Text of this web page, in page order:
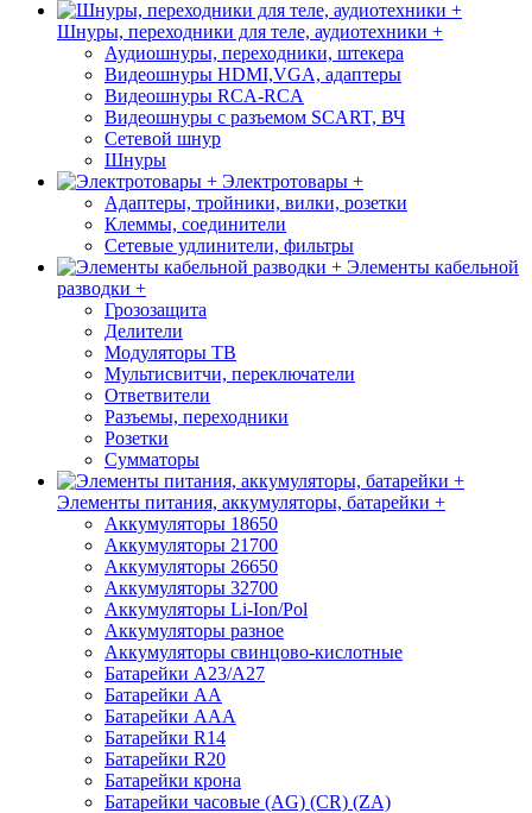
Шнуры, переходники для теле, аудиотехники +
Аудиошнуры, переходники, штекера
Видеошнуры HDMI,VGA, адаптеры
Видеошнуры RCA-RCA
Видеошнуры с разъемом SCART, ВЧ
Сетевой шнур
Шнуры
Электротовары +
Адаптеры, тройники, вилки, розетки
Клеммы, соединители
Сетевые удлинители, фильтры
Элементы кабельной
разводки +
Грозозащита
Делители
Модуляторы ТВ
Мультисвитчи, переключатели
Ответвители
Разъемы, переходники
Розетки
Сумматоры
Элементы питания, аккумуляторы, батарейки +
Аккумуляторы 18650
Аккумуляторы 21700
Аккумуляторы 26650
Аккумуляторы 32700
Аккумуляторы Li-Ion/Pol
Аккумуляторы разное
Аккумуляторы свинцово-кислотные
Батарейки A23/A27
Батарейки AA
Батарейки AAA
Батарейки R14
Батарейки R20
Батарейки крона
Батарейки часовые (AG) (CR) (ZA)